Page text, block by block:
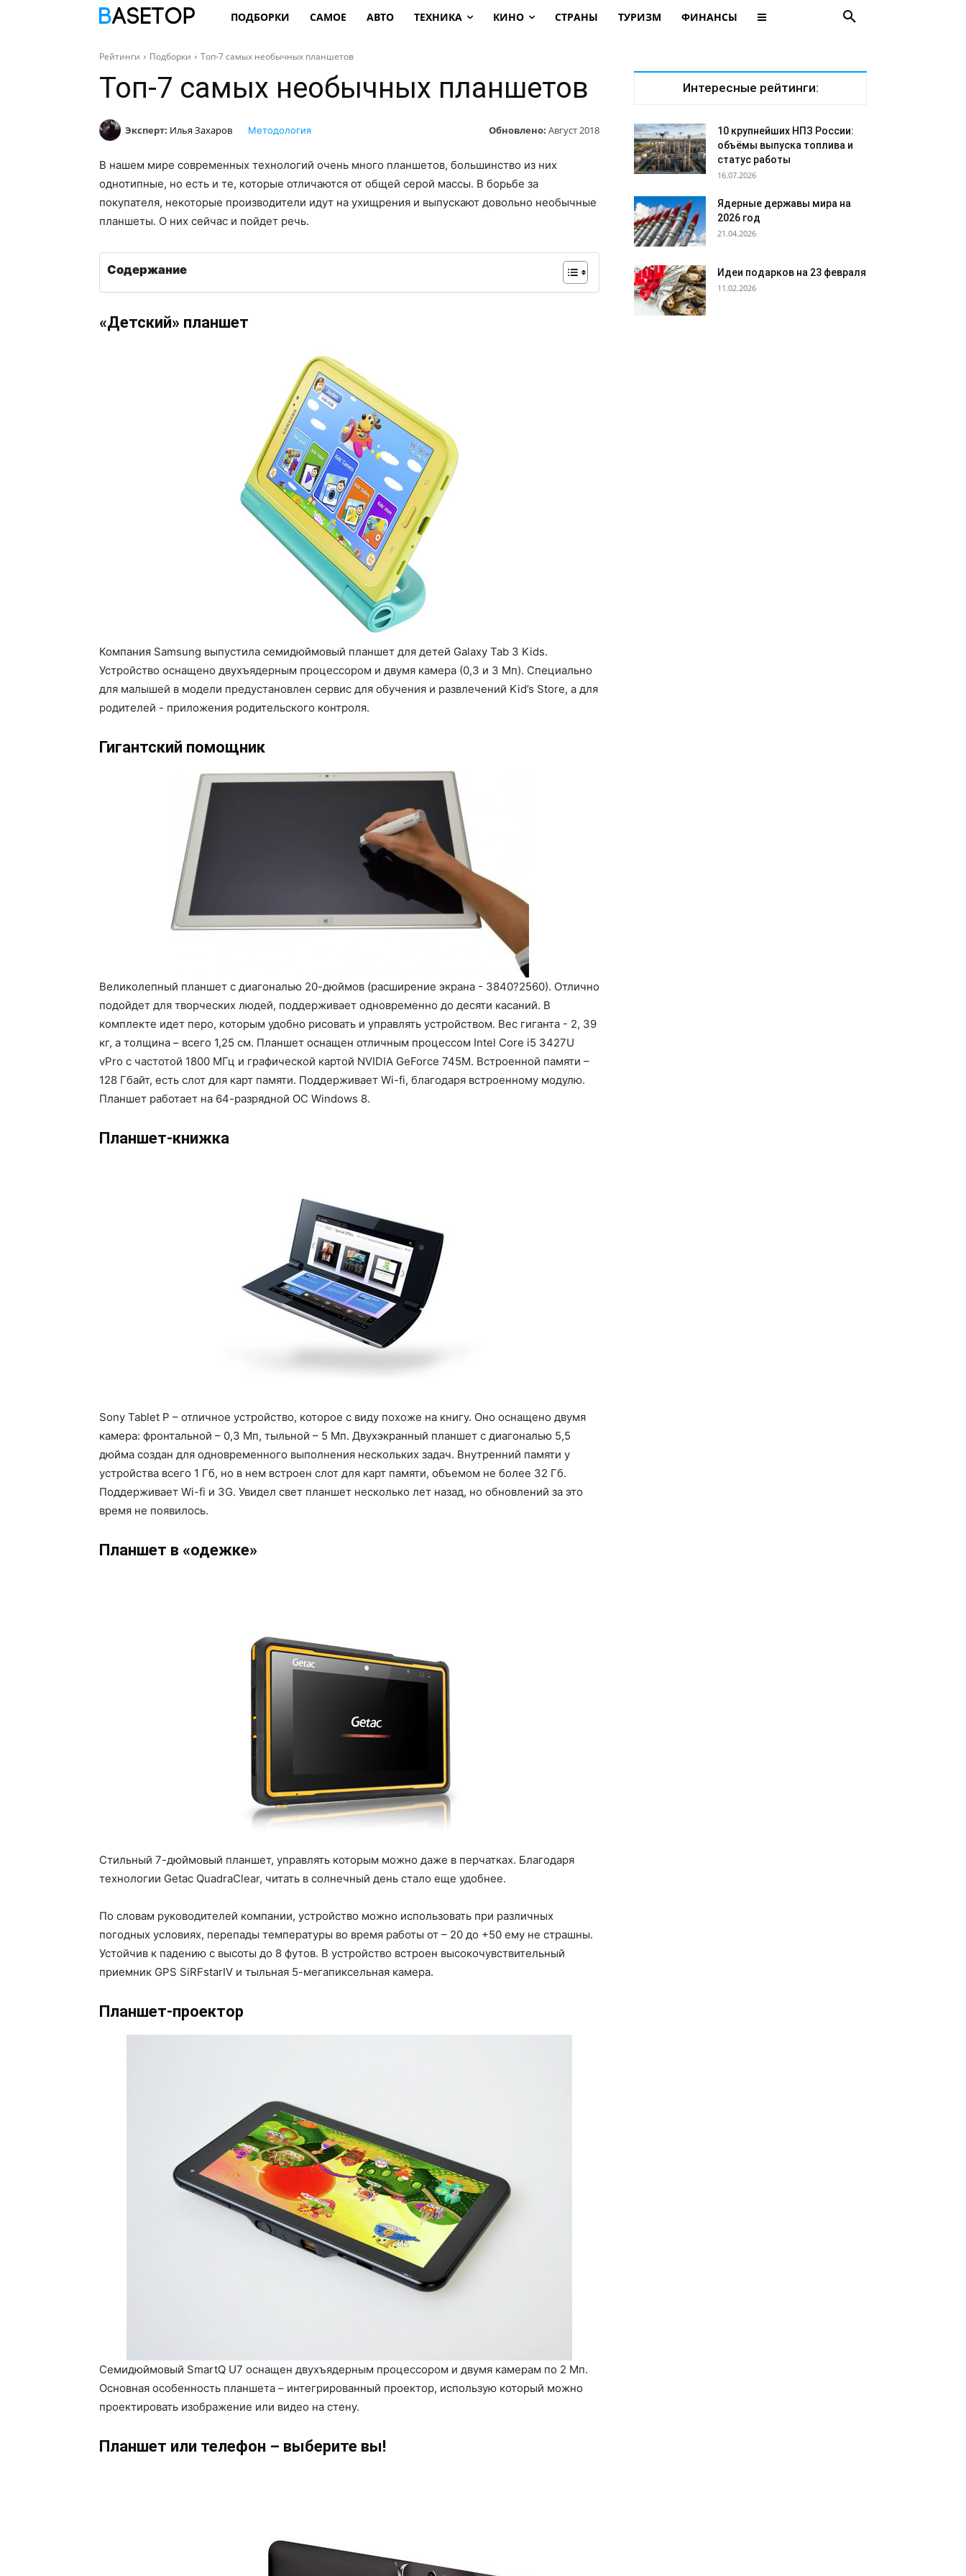
ПОДБОРКИ САМОЕ АВТО ТЕХНИКА КИНО СТРАНЫ ТУРИЗМ ФИНАНСЫ
Рейтинги Подборки Топ-7 самых необычных планшетов
Топ-7 самых необычных планшетов
Эксперт: Илья Захаров Обновлено: Август 2018
Методология
В нашем мире современных технологий очень много планшетов, большинство из них
однотипные, но есть и те, которые отличаются от общей серой массы. В борьбе за
покупателя, некоторые производители идут на ухищрения и выпускают довольно необычные
планшеты. О них сейчас и пойдет речь.
Содержание
«Детский» планшет
Компания Samsung выпустила семидюймовый планшет для детей Galaxy Tab 3 Kids.
Устройство оснащено двухъядерным процессором и двумя камера (0,3 и 3 Мп). Специально
для малышей в модели предустановлен сервис для обучения и развлечений Kid’s Store, а для
родителей - приложения родительского контроля.
Гигантский помощник
Великолепный планшет с диагональю 20-дюймов (расширение экрана - 3840?2560). Отлично
подойдет для творческих людей, поддерживает одновременно до десяти касаний. В
комплекте идет перо, которым удобно рисовать и управлять устройством. Вес гиганта - 2, 39
кг, а толщина – всего 1,25 см. Планшет оснащен отличным процессом Intel Core i5 3427U
vPro с частотой 1800 МГц и графической картой NVIDIA GeForce 745M. Встроенной памяти –
128 Гбайт, есть слот для карт памяти. Поддерживает Wi-fi, благодаря встроенному модулю.
Планшет работает на 64-разрядной OC Windows 8.
Планшет-книжка
Sony Tablet P – отличное устройство, которое с виду похоже на книгу. Оно оснащено двумя
камера: фронтальной – 0,3 Мп, тыльной – 5 Мп. Двухэкранный планшет с диагональю 5,5
дюйма создан для одновременного выполнения нескольких задач. Внутренний памяти у
устройства всего 1 Гб, но в нем встроен слот для карт памяти, объемом не более 32 Гб.
Поддерживает Wi-fi и 3G. Увидел свет планшет несколько лет назад, но обновлений за это
время не появилось.
Планшет в «одежке»
Стильный 7-дюймовый планшет, управлять которым можно даже в перчатках. Благодаря
технологии Getac QuadraClear, читать в солнечный день стало еще удобнее.
По словам руководителей компании, устройство можно использовать при различных
погодных условиях, перепады температуры во время работы от – 20 до +50 ему не страшны.
Устойчив к падению с высоты до 8 футов. В устройство встроен высокочувствительный
приемник GPS SiRFstarIV и тыльная 5-мегапиксельная камера.
Планшет-проектор
Семидюймовый SmartQ U7 оснащен двухъядерным процессором и двумя камерам по 2 Мп.
Основная особенность планшета – интегрированный проектор, использую который можно
проектировать изображение или видео на стену.
Планшет или телефон – выберите вы!
Интересные рейтинги:
10 крупнейших НПЗ России:
объёмы выпуска топлива и
статус работы
16.07.2026
Ядерные державы мира на
2026 год
21.04.2026
Идеи подарков на 23 февраля
11.02.2026